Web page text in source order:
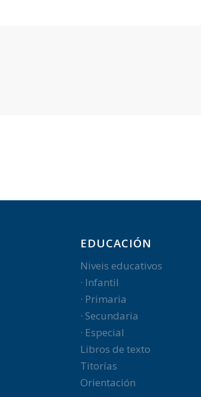
EDUCACIÓN
Niveis educativos
· Infantil
· Primaria
· Secundaria
· Especial
Libros de texto
Titorías
Orientación